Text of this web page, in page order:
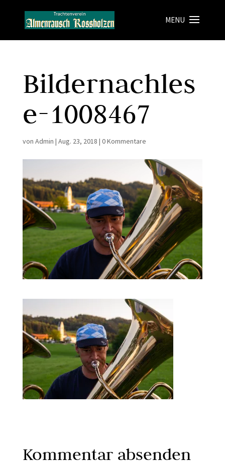
Bildernachles
e-1008467
von Admin | Aug. 23, 2018 | 0 Kommentare
Kommentar absenden